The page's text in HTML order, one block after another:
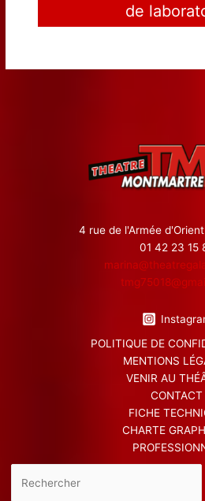
de
4 rue de l'Armée
01 42 23 15
POLITIQUE DE
MENTIONS
VENIR AU
CONTACT
FICHE
CHARTE